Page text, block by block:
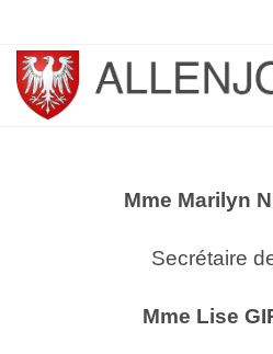
content
Mme Marilyn
Secrétaire
Mme Lise